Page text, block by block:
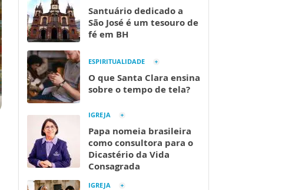
Santuário dedicado a
São José é um tesouro de
fé em BH
ESPIRITUALIDADE
O que Santa Clara ensina
sobre o tempo de tela?
IGREJA
Papa nomeia brasileira
como consultora para o
Dicastério da Vida
Consagrada
IGREJA